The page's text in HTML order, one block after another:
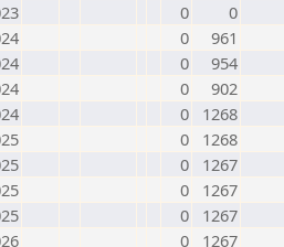
0
0
0
961
0
954
0
902
0
1268
0
1268
0
1267
0
1267
0
1267
0
1267